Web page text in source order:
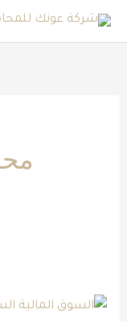
تخطي
السوق